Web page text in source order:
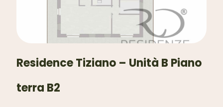
Residence Tiziano – Unità B Piano
terra B2